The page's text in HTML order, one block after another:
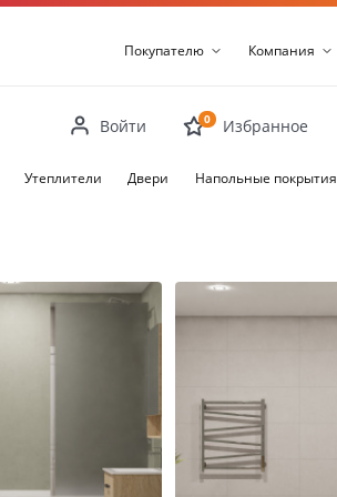
Покупателю Компания
Войти 0 Избранное
Утеплители Двери Напольные покрытия